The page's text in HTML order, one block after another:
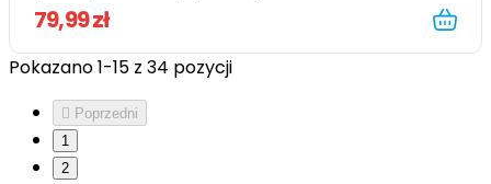
79,99 zł
Pokazano 1-15 z 34 pozycji
 Poprzedni
1
2